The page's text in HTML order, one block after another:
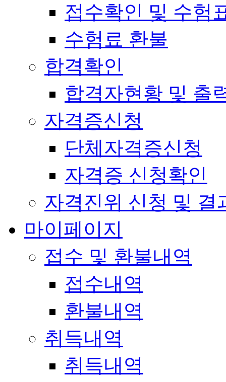
접수확인 및 수험
수험료 환불
합격확인
합격자현황 및 출
자격증신청
단체자격증신청
자격증 신청확인
자격진위 신청 및 결
마이페이지
접수 및 환불내역
접수내역
환불내역
취득내역
취득내역